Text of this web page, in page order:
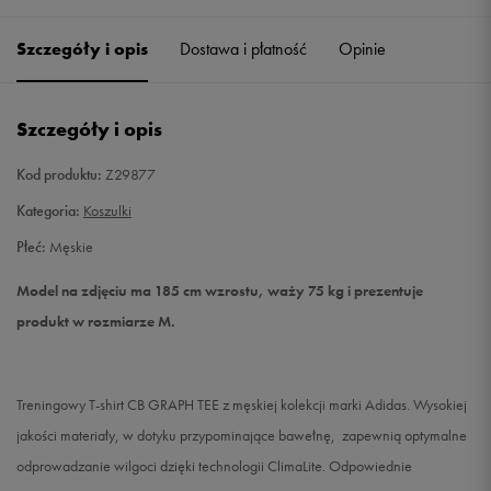
S Powiadom o dostępności
XL Powiadom o dostępności
XXXL Powiadom o dostępności
Szczegóły i opis Dostawa i płatność Opinie
Szczegóły i opis
Kod produktu: Z29877
Kategoria: Koszulki
Płeć: Męskie
Model na zdjęciu ma 185 cm wzrostu, waży 75 kg i prezentuje
produkt w rozmiarze M.
Treningowy T-shirt CB GRAPH TEE z męskiej kolekcji marki Adidas. Wysokiej
jakości materiały, w dotyku przypominające bawełnę, zapewnią optymalne
odprowadzanie wilgoci dzięki technologii ClimaLite. Odpowiednie